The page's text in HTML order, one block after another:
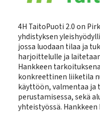
4H TaitoPuoti 2.0 on
yhdistyksen
jossa luodaan tilaa ja
harjoittelulle ja
Hankkeen
konkreettinen liiketila
käyttöön, valmentaa ja
perustamisessa, sekä
yhteistyössä.